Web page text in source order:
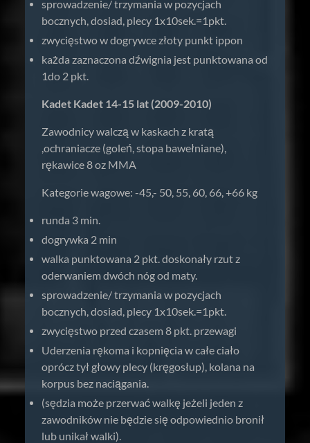
sprowadzenie/ trzymania w pozycjach
bocznych, dosiad, plecy 1x10sek.=1pkt.
zwycięstwo w dogrywce złoty punkt ippon
każda zaznaczona dźwignia jest punktowana od
1do 2 pkt.
Kadet Kadet 14-15 lat (2009-2010)
Zawodnicy walczą w kaskach z kratą
,ochraniacze (goleń, stopa bawełniane),
rękawice 8 oz MMA
Kategorie wagowe: -45,- 50, 55, 60, 66, +66 kg
runda 3 min.
dogrywka 2 min
walka punktowana 2 pkt. doskonały rzut z
oderwaniem dwóch nóg od maty.
sprowadzenie/ trzymania w pozycjach
bocznych, dosiad, plecy 1x10sek.=1pkt.
zwycięstwo przed czasem 8 pkt. przewagi
Uderzenia rękoma i kopnięcia w całe ciało
oprócz tył głowy plecy (kręgosłup), kolana na
korpus bez naciągania.
(sędzia może przerwać walkę jeżeli jeden z
zawodników nie będzie się odpowiednio bronił
lub unikał walki).